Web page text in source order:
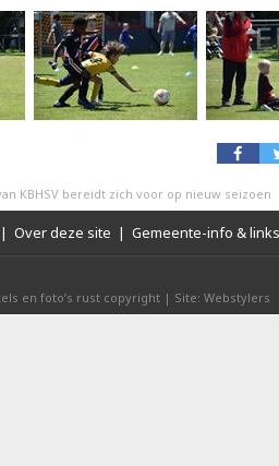
KBHSV bereidt zich voor op nieuw seizoen
| Over deze site | Gemeente-info & links
en foto’s rust copyright | Site: Webstylers